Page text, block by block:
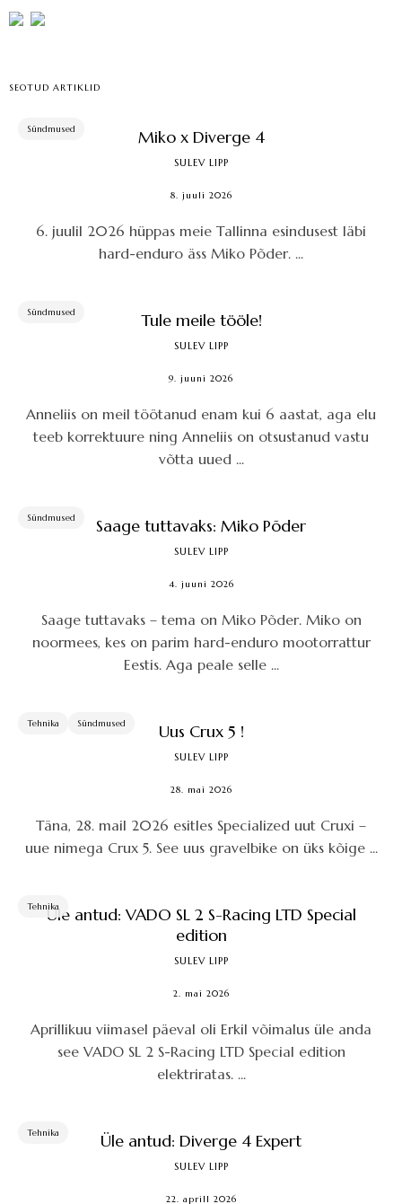
SEOTUD ARTIKLID
Sündmused Miko x Diverge 4
SULEV LIPP
8. juuli 2026
6. juulil 2026 hüppas meie Tallinna esindusest läbi
hard-enduro äss Miko Põder. ...
Sündmused Tule meile tööle!
SULEV LIPP
9. juuni 2026
Anneliis on meil töötanud enam kui 6 aastat, aga elu
teeb korrektuure ning Anneliis on otsustanud vastu
võtta uued ...
Sündmused Saage tuttavaks: Miko Põder
SULEV LIPP
4. juuni 2026
Saage tuttavaks – tema on Miko Põder. Miko on
noormees, kes on parim hard-enduro mootorrattur
Eestis. Aga peale selle ...
Tehnika Sündmused Uus Crux 5 !
SULEV LIPP
28. mai 2026
Täna, 28. mail 2026 esitles Specialized uut Cruxi –
uue nimega Crux 5. See uus gravelbike on üks kõige ...
TehnikaÜle antud: VADO SL 2 S-Racing LTD Special
edition
SULEV LIPP
2. mai 2026
Aprillikuu viimasel päeval oli Erkil võimalus üle anda
see VADO SL 2 S-Racing LTD Special edition
elektriratas. ...
Tehnika Üle antud: Diverge 4 Expert
SULEV LIPP
22. aprill 2026